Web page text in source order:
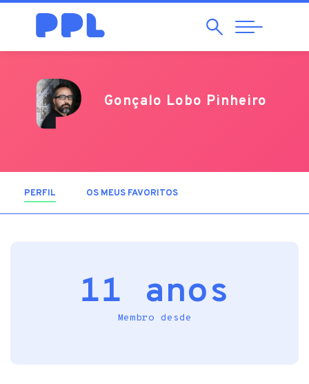
Pesquisar
Abrir
Navegação
Gonçalo Lobo Pinheiro
PERFIL (SEPARADOR ATIVO)
OS MEUS FAVORITOS
11 anos
Membro desde